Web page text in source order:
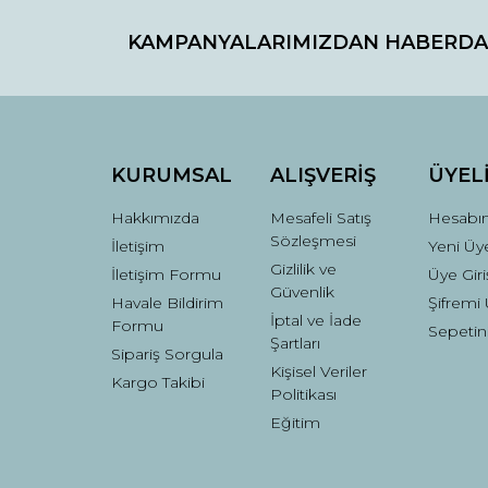
Ürün resmi kalitesiz, bozuk veya
Bu ürüne benzer farklı alternatifler olmalı.
KAMPANYALARIMIZDAN
KURUMSAL
Hakkımızda
İletişim
İletişim Formu
Havale Bildirim
Formu
Sipariş Sorgula
Kargo Takibi
ALIŞVERİŞ
Mesafeli Satış
Sözleşmesi
Gizlilik ve
Güvenlik
İptal ve İade
Şartları
Kişisel Veriler
Politikası
Eğitim
Yeni
Üye
Şifremi